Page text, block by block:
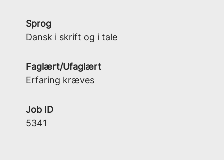
Sprog
Dansk i skrift og i tale
Faglært/Ufaglært
Erfaring kræves
Job ID
5341